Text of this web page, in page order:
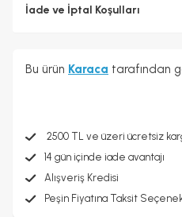
İade ve İptal Koşulları
Bu ürün Karaca tarafından
2500 TL ve üzeri ücretsiz
14 gün içinde iade avantajı
Alışveriş Kredisi
Peşin Fiyatına Taksit